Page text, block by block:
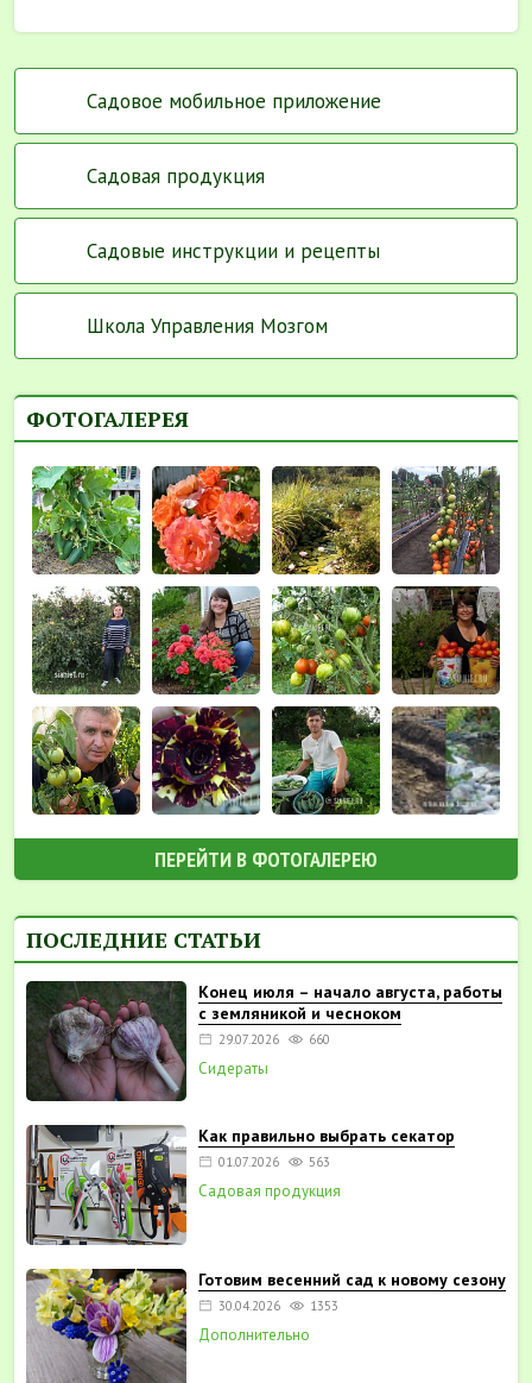
Садовое мобильное приложение
Садовая продукция
Садовые инструкции и рецепты
Школа Управления Мозгом
ФОТОГАЛЕРЕЯ
ПЕРЕЙТИ В ФОТОГАЛЕРЕЮ
ПОСЛЕДНИЕ СТАТЬИ
Конец июля – начало августа, работы
с земляникой и чесноком
29.07.2026 660
Сидераты
Как правильно выбрать секатор
01.07.2026 563
Садовая продукция
Готовим весенний сад к новому сезону
30.04.2026 1353
Дополнительно